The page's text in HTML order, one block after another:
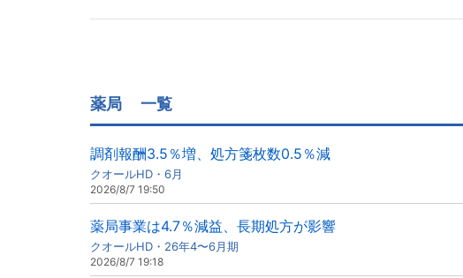
薬局 一覧
調剤報酬3.5％増、処方箋枚数0.5％減
クオールHD・6月
2026/8/7 19:50
薬局事業は4.7％減益、長期処方が影響
クオールHD・26年4〜6月期
2026/8/7 19:18